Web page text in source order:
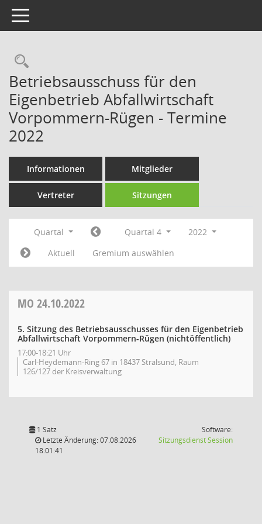
Toggle navigation
Rechercheauswahl
Betriebsausschuss für den
Eigenbetrieb Abfallwirtschaft
Vorpommern-Rügen - Termine
2022
Informationen Mitglieder
Vertreter Sitzungen
Quartal Quartal 4
2022
Aktuell
Gremium auswählen
MO 24.10.2022
5. Sitzung des Betriebsausschusses für den Eigenbetrieb
Abfallwirtschaft Vorpommern-Rügen (nichtöffentlich)
17:00-18:21 Uhr
Carl-Heydemann-Ring 67 in 18437 Stralsund, Raum
126/127 der Kreisverwaltung
1 Satz
Letzte Änderung: 07.08.2026
18:01:41
Software:
SitzungsdienstSession(Wird in